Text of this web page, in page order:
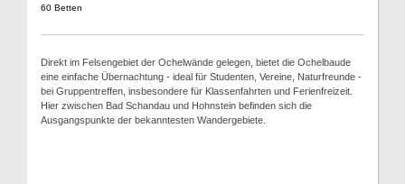
60 Betten
Direkt im Felsengebiet der Ochelwände gelegen, bietet die Ochelbaude
eine einfache Übernachtung - ideal für Studenten, Vereine, Naturfreunde -
bei Gruppentreffen, insbesondere für Klassenfahrten und Ferienfreizeit.
Hier zwischen Bad Schandau und Hohnstein befinden sich die
Ausgangspunkte der bekanntesten Wandergebiete.